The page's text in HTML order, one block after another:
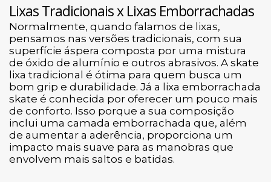
Lixas Tradicionais x Lixas Emborrachadas
Normalmente, quando falamos de lixas,
pensamos nas versões tradicionais, com sua
superfície áspera composta por uma mistura
de óxido de alumínio e outros abrasivos. A skate
lixa tradicional é ótima para quem busca um
bom grip e durabilidade. Já a lixa emborrachada
skate é conhecida por oferecer um pouco mais
de conforto. Isso porque a sua composição
inclui uma camada emborrachada que, além
de aumentar a aderência, proporciona um
impacto mais suave para as manobras que
envolvem mais saltos e batidas.